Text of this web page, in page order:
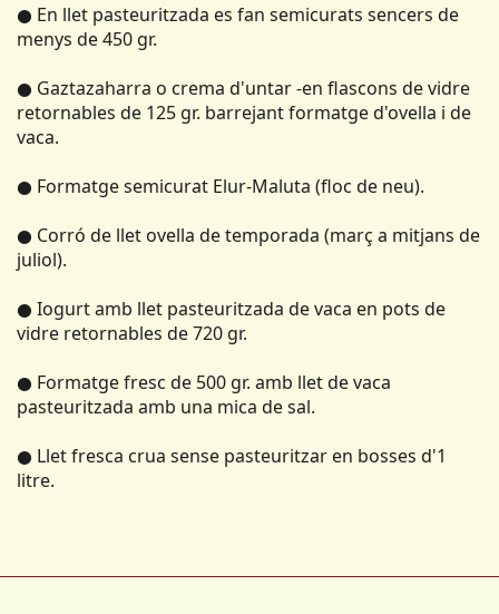
● En llet pasteuritzada es fan semicurats sencers de
menys de 450 gr.
● Gaztazaharra o crema d'untar -en flascons de vidre
retornables de 125 gr. barrejant formatge d'ovella i de
vaca.
● Formatge semicurat Elur-Maluta (floc de neu).
● Corró de llet ovella de temporada (març a mitjans de
juliol).
● Iogurt amb llet pasteuritzada de vaca en pots de
vidre retornables de 720 gr.
● Formatge fresc de 500 gr. amb llet de vaca
pasteuritzada amb una mica de sal.
● Llet fresca crua sense pasteuritzar en bosses d'1
litre.